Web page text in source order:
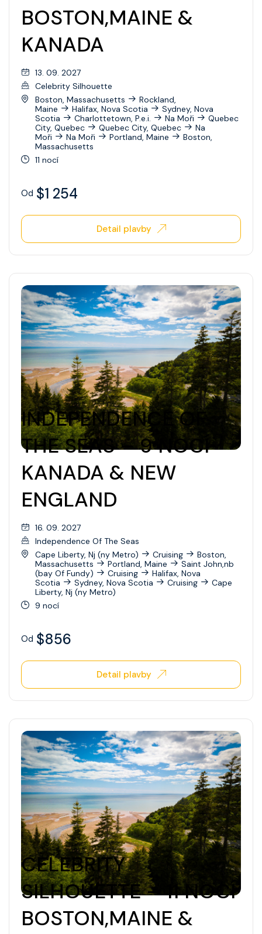
Celebrity Xploration
BOSTON,MAINE &
KANADA
13. 09. 2027
Celebrity Silhouette
Boston, Massachusetts
Rockland,
Maine
Halifax, Nova Scotia
Sydney, Nova
Scotia
Charlottetown, P.e.i. Na Moři
Quebec
City, Quebec
Quebec City, Quebec
Na
Moři
Na Moři Portland, Maine
Boston,
Massachusetts
11 nocí
Od $1 254
Detail plavby
INDEPENDENCE OF
THE SEAS – 9 NOCÍ
KANADA & NEW
ENGLAND
16. 09. 2027
Independence Of The Seas
Cape Liberty, Nj (ny Metro)
Cruising
Boston,
Massachusetts
Portland, Maine
Saint John,nb
(bay Of Fundy)
Cruising
Halifax, Nova
Scotia
Sydney, Nova Scotia Cruising
Cape
Liberty, Nj (ny Metro)
9 nocí
Od $856
Detail plavby
CELEBRITY
SILHOUETTE – 11 NOCÍ
BOSTON,MAINE &